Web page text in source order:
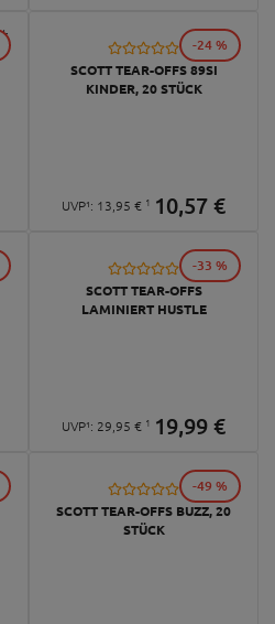
SCOTT TEAR-OFFS 89SI
KINDER, 20 STÜCK
UVP¹: 13, 95 € 1 10,57€
-24 %
SCOTT TEAR-OFFS
LAMINIERT HUSTLE
UVP¹: 29, 95 € 1 19,99€
-33 %
SCOTT TEAR-OFFS BUZZ, 20
STÜCK
-49 %